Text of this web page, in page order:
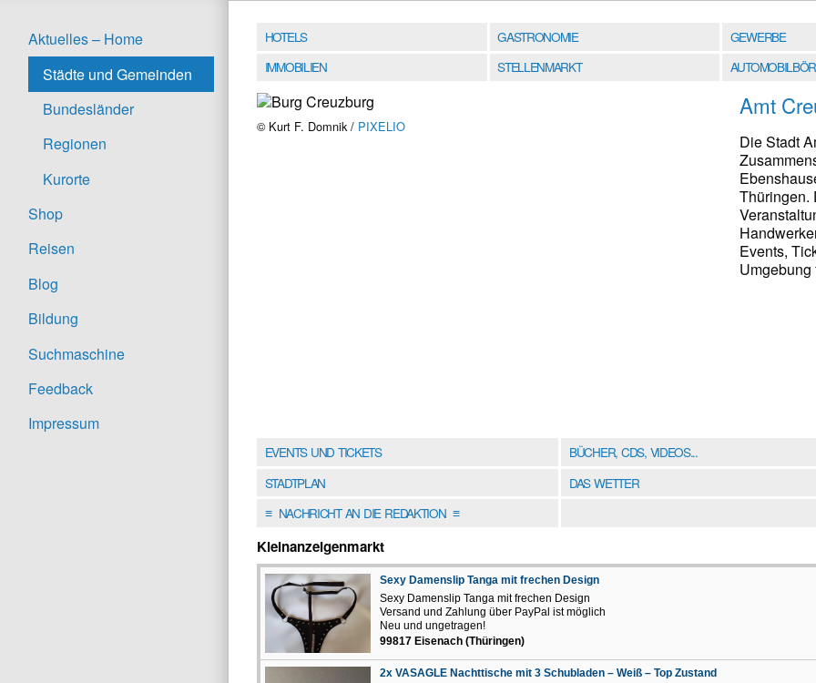
Aktuelles – Home
Städte und Gemeinden
Bundesländer
Regionen
Kurorte
Shop
Reisen
Blog
Bildung
Suchmaschine
Feedback
Impressum
HOTELS GASTRONOMIE
GEWERBE
IMMOBILIEN
STELLENMARKT
© Kurt F. Domnik / PIXELIO
Amt
Die Stadt
Thüringen.
Events,
EVENTS UND TICKETS
BÜCHER, CDS, VIDEOS...
STADTPLAN
DAS WETTER
≡NACHRICHT AN DIE REDAKTION≡
Kleinanzeigenmarkt
Sexy Damenslip Tanga mit frechen Design
Sexy Damenslip Tanga mit frechen Design
Versand und Zahlung über PayPal ist möglich
Neu und ungetragen!
99817 Eisenach (Thüringen)
2x VASAGLE Nachttische mit 3 Schubladen – Weiß – Top Zustand